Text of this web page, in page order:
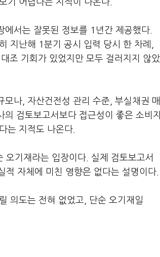
기 어렵다는 지적이 나온다.
서는 잘못된 정보를 1년간 제공했다.
지난해 1분기 공시 입력 당시 한 차례,
조 기회가 있었지만 모두 걸러지지 않았
나, 자산건전성 관리 수준, 부실채권 매
검토보고서보다 접근성이 좋은 소비
는 지적도 나온다.
기재라는 입장이다. 실제 검토보고서
자체에 미친 영향은 없다는 설명이다.
의도는 전혀 없었고, 단순 오기재일